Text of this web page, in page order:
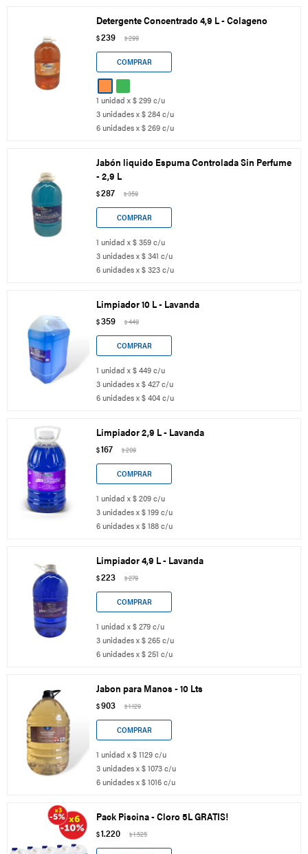
Detergente Concentrado 4,9 L - Colageno
$239 $299
1 unidad x $ 299 c/u
3 unidades x $ 284 c/u
6 unidades x $ 269 c/u
Jabón liquido Espuma Controlada Sin Perfume
- 2,9 L
$287 $359
1 unidad x $ 359 c/u
3 unidades x $ 341 c/u
6 unidades x $ 323 c/u
Limpiador 10 L - Lavanda
$359 $449
1 unidad x $ 449 c/u
3 unidades x $ 427 c/u
6 unidades x $ 404 c/u
Limpiador 2,9 L - Lavanda
$167 $209
1 unidad x $ 209 c/u
3 unidades x $ 199 c/u
6 unidades x $ 188 c/u
Limpiador 4,9 L - Lavanda
$223 $279
1 unidad x $ 279 c/u
3 unidades x $ 265 c/u
6 unidades x $ 251 c/u
Jabon para Manos - 10 Lts
$903 $1.129
1 unidad x $ 1129 c/u
3 unidades x $ 1073 c/u
6 unidades x $ 1016 c/u
Pack Piscina - Cloro 5L GRATIS!
$1.220 $1.525